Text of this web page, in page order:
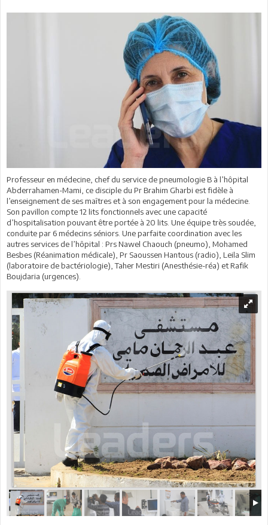
Professeur en médecine, chef du service de pneumologie B à l’hôpital
Abderrahamen-Mami, ce disciple du Pr Brahim Gharbi est fidèle à
l’enseignement de ses maîtres et à son engagement pour la médecine.
Son pavillon compte 12 lits fonctionnels avec une capacité
d’hospitalisation pouvant être portée à 20 lits. Une équipe très soudée,
conduite par 6 médecins séniors. Une parfaite coordination avec les
autres services de l’hôpital : Prs Nawel Chaouch (pneumo), Mohamed
Besbes (Réanimation médicale), Pr Saoussen Hantous (radio), Leila Slim
(laboratoire de bactériologie), Taher Mestiri (Anesthésie-réa) et Rafik
Boujdaria (urgences).